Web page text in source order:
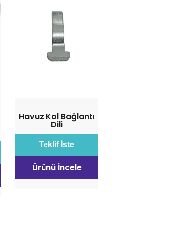
Havuz Kol Bağlantı
Dili
Teklif İste
Ürünü İncele